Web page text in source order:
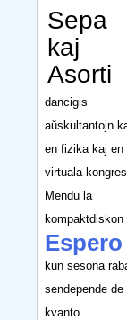
Sepa
kaj
Asorti
dancigis
aŭskultantojn
en fizika kaj en
virtuala
Mendu la
kompaktdiskon
Espero
kun sesona
sendepende de
kvanto.